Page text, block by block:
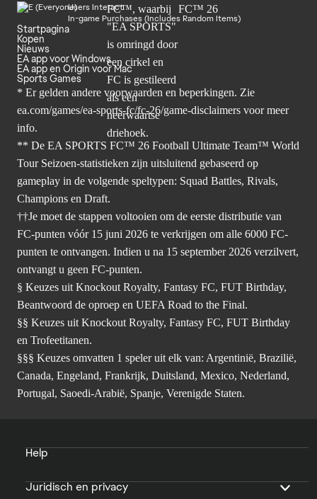
Users Interact
In-game Purchases (Includes Random Items)
Startpagina
Kopen
Nieuws
EA app voor Windows
EA app en Origin voor Mac
Sports Games
* Er gelden andere voorwaarden en beperkingen. Zie
ea.com/games/ea-sports-fc/fc-26/game-disclaimers voor meer
info.
** De EA SPORTS FC™ 26 Football Ultimate Team™ World
Tour Seizoen-statistieken zijn uitsluitend gebaseerd op
gameplay in de volgende speltypen: Squad Battles, Rivals,
Champions en Draft.
††Je moet de stappen voltooien om de eerste distributie van
FC-punten vóór 15 juni 2026 te verkrijgen om alle 6000 FC-
punten te ontvangen. Indien u na 15 september 2026 verzilvert,
ontvangt u geen FC-punten.
§ Keuzes uit Knockout Royalty, Fantasy FC, FUT Birthday,
Beantwoord de oproep en UEFA Road to the Final.
§§ Keuzes uit Knockout Royalty, Fantasy FC, FUT Birthday
en Trofeetitanen.
§§§ Keuzes omvatten 1 speler uit elk van: Argentinië, Brazilië,
Canada, Engeland, Frankrijk, Duitsland, Mexico, Nederland,
Portugal, Saoedi-Arabië, Spanje, Verenigde Staten.
Help
Juridisch en privacy